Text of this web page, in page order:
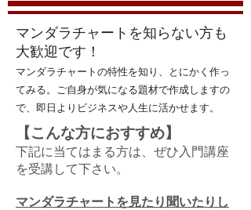
​【こんな方におすすめ】
下記に当てはまる方は、ぜひ入門講座
を受講して下さい。
​マンダラチャートを見たり聞いたりし
​マンダラチャートを知らない方も
大歓迎です！
マンダラチャートの特性を知り、とにかく作っ
てみる。ご自身が気になる題材で作成しますの
で、即日よりビジネスや人生に活かせます。